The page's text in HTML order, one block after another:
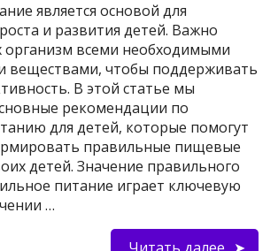
является основой для
и развития детей. Важно
организм всеми необходимыми
веществами, чтобы поддерживать
В этой статье мы
рекомендации по
для детей, которые помогут
правильные пищевые
детей. Значение правильного
питание играет ключевую
…